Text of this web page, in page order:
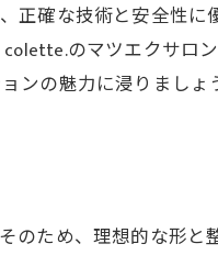
正確な技術と安全性
のマツエクサロ
ンの魅力に浸りましょ
のため、理想的な形